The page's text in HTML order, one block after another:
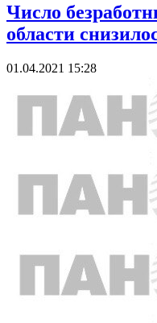
Число
области
01.04.2021 15:28